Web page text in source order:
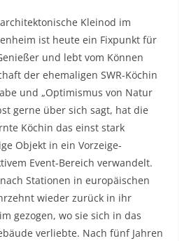
Kleinod im
ist heute ein Fixpunkt für
und lebt vom Können
der ehemaligen SWR-Köchin
und „Optimismus von Natur
gerne über sich sagt, hat die
Köchin das einst stark
Objekt in ein Vorzeige-
Event-Bereich verwandelt.
Stationen in europäischen
wieder zurück in ihr
gezogen, wo sie sich in das
verliebte. Nach fünf Jahren